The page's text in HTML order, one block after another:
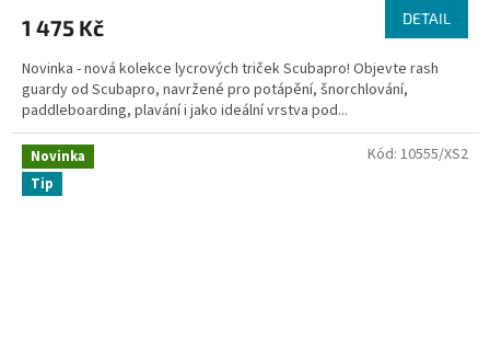
1 475 Kč DETAIL
Novinka - nová kolekce lycrových triček Scubapro! Objevte rash
guardy od Scubapro, navržené pro potápění, šnorchlování,
paddleboarding, plavání i jako ideální vrstva pod...
Novinka
Tip
Kód: 10555/XS2